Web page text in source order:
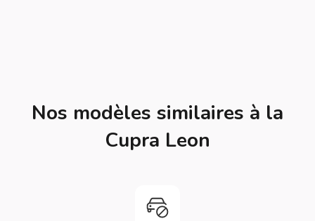
Nos modèles similaires à la
Cupra Leon